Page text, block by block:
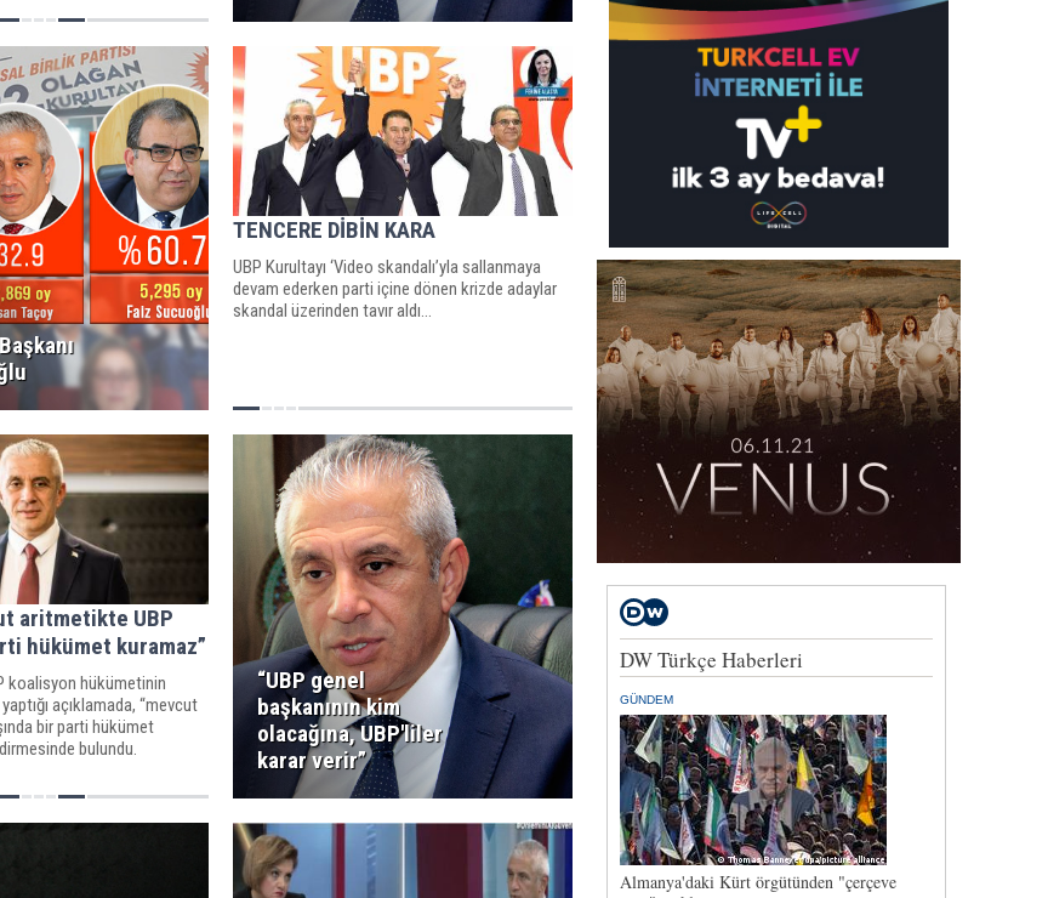
TENCERE DİBİN KARA
UBP Kurultayı ‘Video skandalı’yla sallanmaya
devam ederken parti içine dönen krizde adaylar
skandal üzerinden tavır aldı...
aritmetikte UBP
hükümet kuramaz”
koalisyon hükümetinin
açıklamada, “mevcut
bir parti hükümet
bulundu.
“UBP genel
başkanının kim
olacağına, UBP'liler
karar verir”